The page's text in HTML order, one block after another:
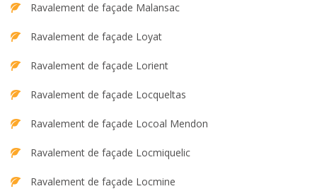
Ravalement de façade Malansac
Ravalement de façade Loyat
Ravalement de façade Lorient
Ravalement de façade Locqueltas
Ravalement de façade Locoal Mendon
Ravalement de façade Locmiquelic
Ravalement de façade Locmine